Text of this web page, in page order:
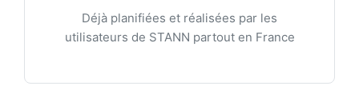
Déjà planifiées et réalisées par les
utilisateurs de STANN partout en France